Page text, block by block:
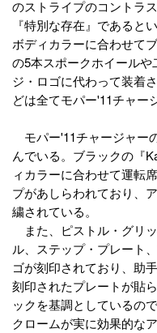
のストライプのコントラ
『特別な存在』であると
ボディカラーに合わせて
の5本スポークホイール
ジ・ロゴに代わって装着
どは全てモパー'11チャー
モパー'11チャージャー
んでいる。ブラックの『
ィカラーに合わせて運転
プがあしらわれており、
繍されている。
また、ピストル・グリ
ル、ステップ・プレート
ゴが刻印されており、助
刻印されたプレートが貼
ックを基調としているの
クロームが実に効果的な